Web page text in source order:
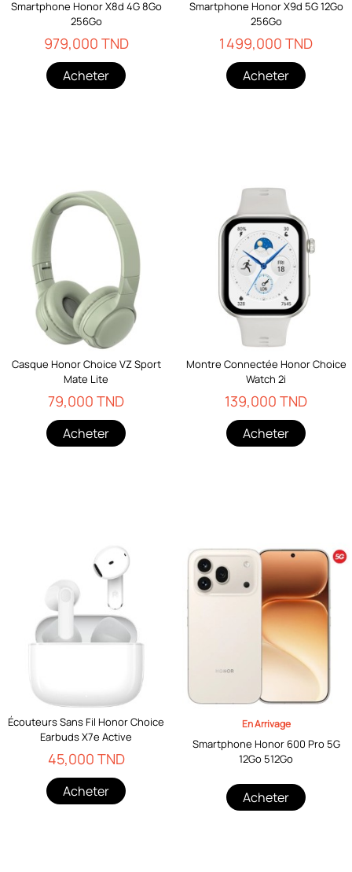
Smartphone Honor X8d 4G 8Go
256Go
979,000 TND
Acheter
Smartphone Honor X9d 5G 12Go
256Go
1 499,000 TND
Acheter
Casque Honor Choice VZ Sport
Mate Lite
79,000 TND
Acheter
Montre Connectée Honor Choice
Watch 2i
139,000 TND
Acheter
Écouteurs Sans Fil Honor Choice
Earbuds X7e Active
45,000 TND
Acheter
En Arrivage
Smartphone Honor 600 Pro 5G
12Go 512Go
Acheter